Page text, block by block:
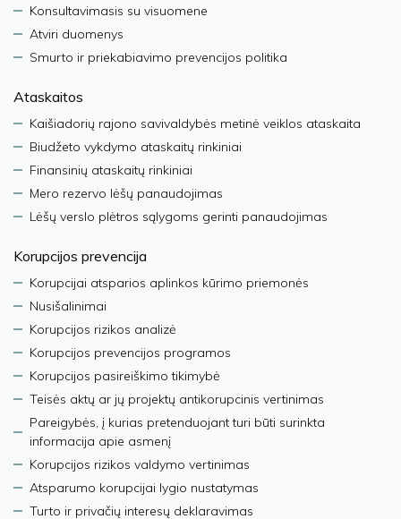
Konsultavimasis su visuomene
Atviri duomenys
Smurto ir priekabiavimo prevencijos politika
Ataskaitos
Kaišiadorių rajono savivaldybės metinė veiklos ataskaita
Biudžeto vykdymo ataskaitų rinkiniai
Finansinių ataskaitų rinkiniai
Mero rezervo lėšų panaudojimas
Lėšų verslo plėtros sąlygoms gerinti panaudojimas
Korupcijos prevencija
Korupcijai atsparios aplinkos kūrimo priemonės
Nusišalinimai
Korupcijos rizikos analizė
Korupcijos prevencijos programos
Korupcijos pasireiškimo tikimybė
Teisės aktų ar jų projektų antikorupcinis vertinimas
Pareigybės, į kurias pretenduojant turi būti surinkta
informacija apie asmenį
Korupcijos rizikos valdymo vertinimas
Atsparumo korupcijai lygio nustatymas
Turto ir privačių interesų deklaravimas